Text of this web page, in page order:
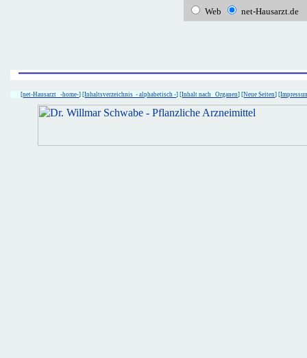
Web net-Hausarzt.de
[net-Hausarzt -home-] [Inhaltsverzeichnis - alphabetisch -] [Inhalt nach Organen] [Neue Seiten] [